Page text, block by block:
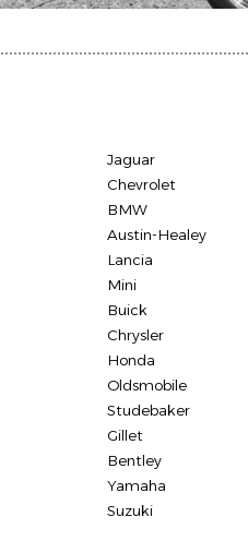
Jaguar
Chevrolet
BMW
Austin-Healey
Lancia
Mini
Buick
Chrysler
Honda
Oldsmobile
Studebaker
Gillet
Bentley
Yamaha
Suzuki